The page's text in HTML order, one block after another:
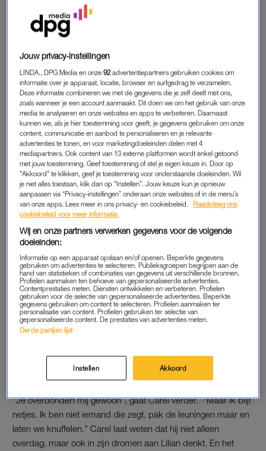
Maar zit Lilian hier wel op te wachten?
CAREL
merken dat hij haar wel ziet zitten. Ze krijgt het ene
compliment na het andere om haar oren geslingerd en dat
allemaal op een lege maag.
Rond tien uur ’s ochtends heeft Lilian er al een helework-out
op zitten en is ze begonnen met het bereiden van een ontbijtje.
Met de koffie net achter de kiezen zegt Carel: “Je bent echt
geweldig. Koffie maken en zo. Ik heb dat nog nooit
meegemaakt, dat is een tijd geleden voor mij. Ik vind je echt
een superleuke, geweldige vrouw. Je bent echt geweldig,
Lilian, ik kan mijn ogen niet van je afhouden.” Lilian staat
versteld van de lovende woorden van haar date en weet niet
zo goed wat ze moet zeggen: “Ik word er verlegen van.”
'LLDL'-stel worstelt zich door
vragenkaartjes: 'Affectie?
Nooit van gehoord'
KOFFIEBONEN
“Je overdondert mij gewoon”, gaat Carel verder. “Maar ik blijf
netjes. Ik ben niet iemand die zegt, pak de leuningen maar en
laten we knuffelen.” Carel laat weten dat hij niet alleen
overdag, maar ook in zijn dromen aan Lilian denkt. En het
Jouw privacy-instellingen
LINDA., DPG Media en onze92 advertentiepartners gebruiken cookies om
informatie over je apparaat, locatie, browser en surfgedrag te verzamelen.
Deze informatie combineren we met de gegevens die je zelf deelt met ons,
zoals wanneer je een account aanmaakt. Dit doen we om het gebruik van onze
media te analyseren en onze websites en apps te verbeteren. Daarnaast
kunnen we, als je hier toestemming voor geeft, je gegevens gebruiken om onze
content, communicatie en aanbod te personaliseren en je relevante
advertenties te tonen, en voor marketingdoeleinden delen met 4
mediapartners. Ook content van 13 externe platformen wordt enkel getoond
met jouw toestemming. Geef toestemming of stel je eigen keuze in. Door op
"Akkoord" te klikken, geef je toestemming voor onderstaande doeleinden. Wil
je niet alles toestaan, klik dan op “Instellen”. Jouw keuze kun je opnieuw
aanpassen via “Privacy-instellingen” onderaan onze websites of in de menu’s
van onze apps. Lees meer in ons privacy- en cookiebeleid.
Raadpleeg ons
cookiebeleid voor meer informatie.
Wij en onze partners verwerken gegevens voor de volgende
doeleinden:
Informatie op een apparaat opslaan en/of openen. Beperkte gegevens
gebruiken om advertenties te selecteren. Publieksgroepen begrijpen aan de
hand van statistieken of combinaties van gegevens uit verschillende bronnen.
Profielen aanmaken ten behoeve van gepersonaliseerde advertenties.
Contentprestaties meten. Diensten ontwikkelen en verbeteren. Profielen
gebruiken voor de selectie van gepersonaliseerde advertenties. Beperkte
gegevens gebruiken om content te selecteren. Profielen aanmaken ter
personalisatie van content. Profielen gebruiken ter selectie van
gepersonaliseerde content. De prestaties van advertenties meten.
Derde partijen lijst
Instellen Akkoord